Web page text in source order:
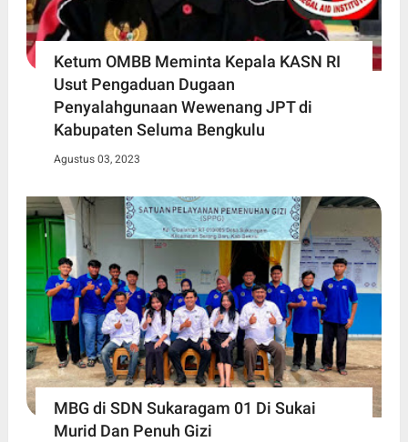
Ketum OMBB Meminta Kepala KASN RI
Usut Pengaduan Dugaan
Penyalahgunaan Wewenang JPT di
Kabupaten Seluma Bengkulu
Agustus 03, 2023
MBG di SDN Sukaragam 01 Di Sukai
Murid Dan Penuh Gizi